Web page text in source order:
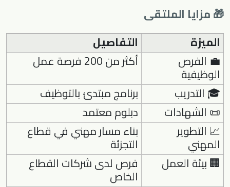
🎁 مزايا الملتقى
الميزة
التفاصيل
💼 الفرص
الوظيفية
أكثر من 200 فرصة عمل
🎓 التدريب
برنامج مبتدئ بالتوظيف
📜 الشهادات
دبلوم معتمد
📈 التطوير
المهني
بناء مسار مهني في قطاع
التجزئة
🏢 بيئة العمل
فرص لدى شركات القطاع
الخاص